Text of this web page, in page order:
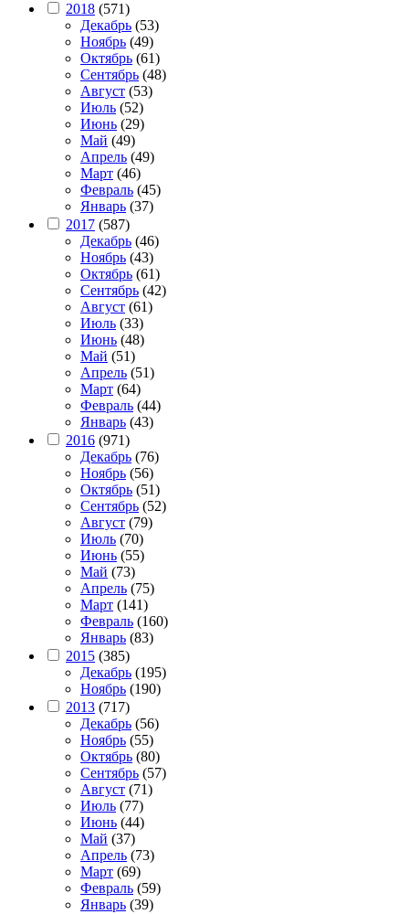
2018 (571)
Декабрь (53)
Ноябрь (49)
Октябрь (61)
Сентябрь (48)
Август (53)
Июль (52)
Июнь (29)
Май (49)
Апрель (49)
Март (46)
Февраль (45)
Январь (37)
2017 (587)
Декабрь (46)
Ноябрь (43)
Октябрь (61)
Сентябрь (42)
Август (61)
Июль (33)
Июнь (48)
Май (51)
Апрель (51)
Март (64)
Февраль (44)
Январь (43)
2016 (971)
Декабрь (76)
Ноябрь (56)
Октябрь (51)
Сентябрь (52)
Август (79)
Июль (70)
Июнь (55)
Май (73)
Апрель (75)
Март (141)
Февраль (160)
Январь (83)
2015 (385)
Декабрь (195)
Ноябрь (190)
2013 (717)
Декабрь (56)
Ноябрь (55)
Октябрь (80)
Сентябрь (57)
Август (71)
Июль (77)
Июнь (44)
Май (37)
Апрель (73)
Март (69)
Февраль (59)
Январь (39)